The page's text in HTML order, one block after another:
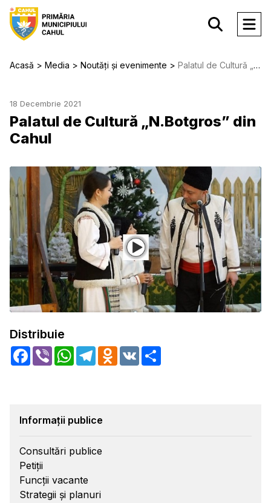
Acasă Media Noutăți și evenimente Palatul de Cultură „N.Botgros” din Cahul
18 Decembrie 2021
Palatul de Cultură „N.Botgros” din
Cahul
Distribuie
Facebook
Viber WhatsApp
TelegramOdnoklassniki
VK
Informații publice
Consultări publice
Petiții
Funcții vacante
Strategii și planuri